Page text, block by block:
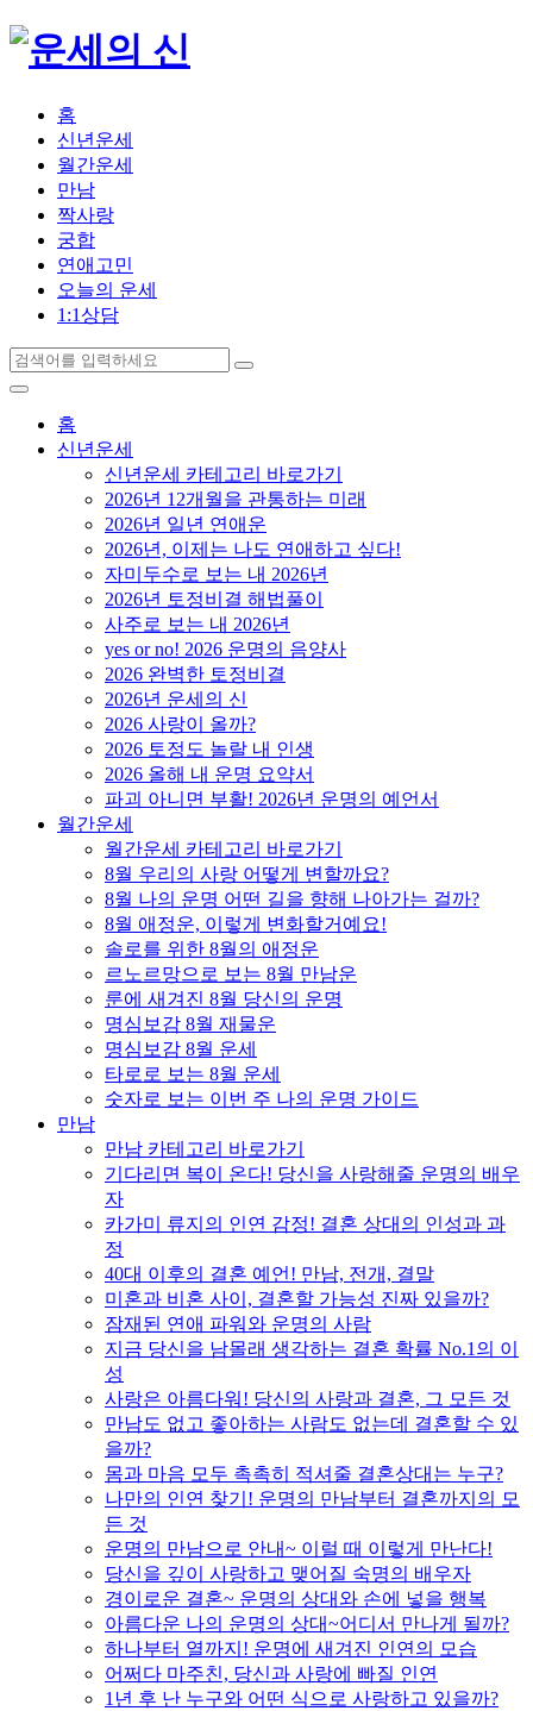
홈
신년운세
월간운세
만남
짝사랑
궁합
연애고민
오늘의 운세
1:1상담
홈
신년운세
신년운세 카테고리 바로가기
2026년 12개월을 관통하는 미래
2026년 일년 연애운
2026년, 이제는 나도 연애하고 싶다!
자미두수로 보는 내 2026년
2026년 토정비결 해법풀이
사주로 보는 내 2026년
yes or no! 2026 운명의 음양사
2026 완벽한 토정비결
2026년 운세의 신
2026 사랑이 올까?
2026 토정도 놀랄 내 인생
2026 올해 내 운명 요약서
파괴 아니면 부활! 2026년 운명의 예언서
월간운세
월간운세 카테고리 바로가기
8월 우리의 사랑 어떻게 변할까요?
8월 나의 운명 어떤 길을 향해 나아가는 걸까?
8월 애정운, 이렇게 변화할거예요!
솔로를 위한 8월의 애정운
르노르망으로 보는 8월 만남운
룬에 새겨진 8월 당신의 운명
명심보감 8월 재물운
명심보감 8월 운세
타로로 보는 8월 운세
숫자로 보는 이번 주 나의 운명 가이드
만남
만남 카테고리 바로가기
기다리면 복이 온다! 당신을 사랑해줄 운명의 배우
자
카가미 류지의 인연 감정! 결혼 상대의 인성과 과
정
40대 이후의 결혼 예언! 만남, 전개, 결말
미혼과 비혼 사이, 결혼할 가능성 진짜 있을까?
잠재된 연애 파워와 운명의 사람
지금 당신을 남몰래 생각하는 결혼 확률 No.1의 이
성
사랑은 아름다워! 당신의 사랑과 결혼, 그 모든 것
만남도 없고 좋아하는 사람도 없는데 결혼할 수 있
을까?
몸과 마음 모두 촉촉히 적셔줄 결혼상대는 누구?
나만의 인연 찾기! 운명의 만남부터 결혼까지의 모
든 것
운명의 만남으로 안내~ 이럴 때 이렇게 만난다!
당신을 깊이 사랑하고 맺어질 숙명의 배우자
경이로운 결혼~ 운명의 상대와 손에 넣을 행복
아름다운 나의 운명의 상대~어디서 만나게 될까?
하나부터 열까지! 운명에 새겨진 인연의 모습
어쩌다 마주친, 당신과 사랑에 빠질 인연
1년 후 난 누구와 어떤 식으로 사랑하고 있을까?